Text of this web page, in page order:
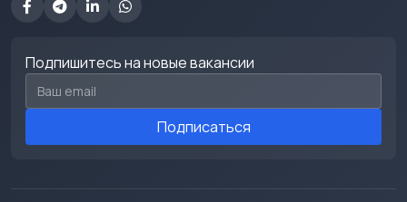
Подпишитесь на новые вакансии
Email для подписки
Подписаться